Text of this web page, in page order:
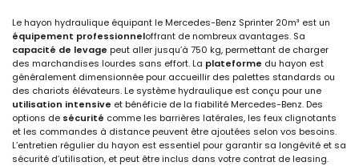
Le hayon hydraulique équipant le Mercedes-Benz Sprinter 20m³ est un
équipement professionneloffrant de nombreux avantages. Sa
capacité de levage peut aller jusqu’à 750 kg, permettant de charger
des marchandises lourdes sans effort. La plateforme du hayon est
généralement dimensionnée pour accueillir des palettes standards ou
des chariots élévateurs. Le système hydraulique est conçu pour une
utilisation intensive et bénéficie de la fiabilité Mercedes-Benz. Des
options de sécurité comme les barrières latérales, les feux clignotants
et les commandes à distance peuvent être ajoutées selon vos besoins.
L’entretien régulier du hayon est essentiel pour garantir sa longévité et sa
sécurité d’utilisation, et peut être inclus dans votre contrat de leasing.